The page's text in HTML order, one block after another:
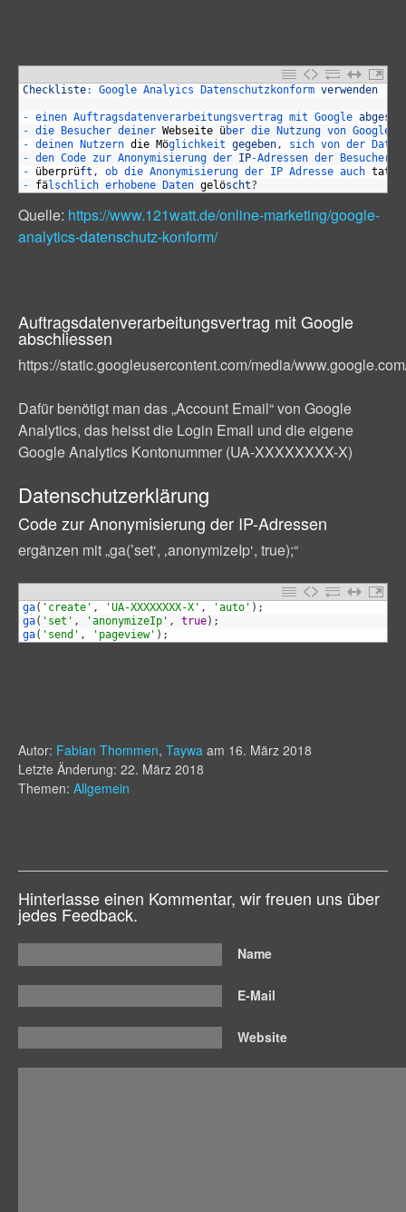
Checkliste: Google Analyics Datenschutzkonform verwenden
- einen Auftragsdatenverarbeitungsvertrag mit Google
- die Besucher deiner Webseite über die Nutzung von Google
- deinen Nutzern die Möglichkeit gegeben, sich von der
- den Code zur Anonymisierung der IP-Adressen der Besucher
-
überprüft , ob die Anonymisierung der IP Adresse auch tats
-
fälschlich erhobene Daten gelöscht?
Quelle: https://www.121watt.de/online-marketing/google-
analytics-datenschutz-konform/
Auftragsdatenverarbeitungsvertrag mit Google
abschliessen
https://static.googleusercontent.com/media/
Dafür benötigt man das „Account Email“ von Google
Analytics, das heisst die Login Email und die eigene
Google Analytics Kontonummer (UA-XXXXXXXX-X)
Datenschutzerklärung
Code zur Anonymisierung der IP-Adressen
ergänzen mit „ga(’set‘, ‚anonymizeIp‘, true);“
ga( 'create' , 'UA-XXXXXXXX-X' , 'auto' ) ;
ga( 'set' , 'anonymizeIp' , true) ;
ga( 'send' , 'pageview' ) ;
Autor: Fabian Thommen, Taywa am 16. März 2018
Letzte Änderung: 22. März 2018
Themen: Allgemein
Hinterlasse einen Kommentar, wir freuen uns über
jedes Feedback.
Name
E-Mail
Website